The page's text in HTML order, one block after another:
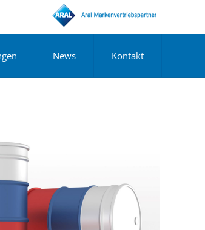
News Kontakt